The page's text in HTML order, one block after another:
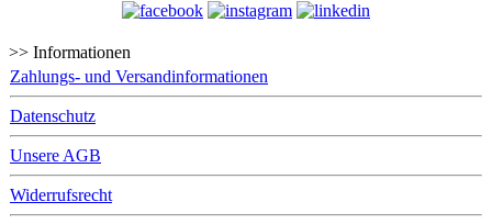
>> Informationen
Zahlungs- und Versandinformationen
Datenschutz
Unsere AGB
Widerrufsrecht